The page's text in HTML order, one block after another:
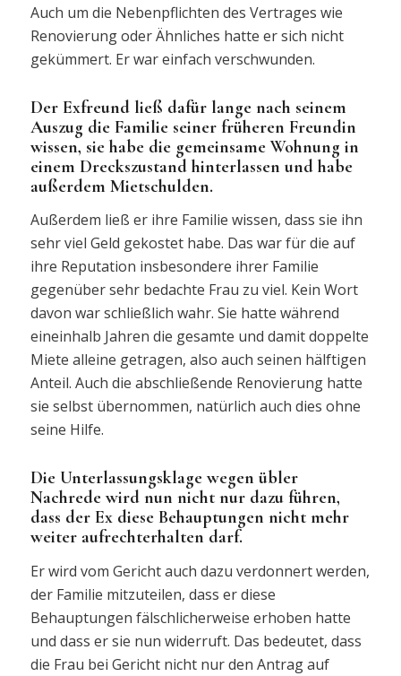
Auch um die Nebenpflichten des Vertrages wie
Renovierung oder Ähnliches hatte er sich nicht
gekümmert. Er war einfach verschwunden.
Der Exfreund ließ dafür lange nach seinem
Auszug die Familie seiner früheren Freundin
wissen, sie habe die gemeinsame Wohnung in
einem Dreckszustand hinterlassen und habe
außerdem Mietschulden.
Außerdem ließ er ihre Familie wissen, dass sie ihn
sehr viel Geld gekostet habe. Das war für die auf
ihre Reputation insbesondere ihrer Familie
gegenüber sehr bedachte Frau zu viel. Kein Wort
davon war schließlich wahr. Sie hatte während
eineinhalb Jahren die gesamte und damit doppelte
Miete alleine getragen, also auch seinen hälftigen
Anteil. Auch die abschließende Renovierung hatte
sie selbst übernommen, natürlich auch dies ohne
seine Hilfe.
Die Unterlassungsklage wegen übler
Nachrede wird nun nicht nur dazu führen,
dass der Ex diese Behauptungen nicht mehr
weiter aufrechterhalten darf.
Er wird vom Gericht auch dazu verdonnert werden,
der Familie mitzuteilen, dass er diese
Behauptungen fälschlicherweise erhoben hatte
und dass er sie nun widerruft. Das bedeutet, dass
die Frau bei Gericht nicht nur den Antrag auf